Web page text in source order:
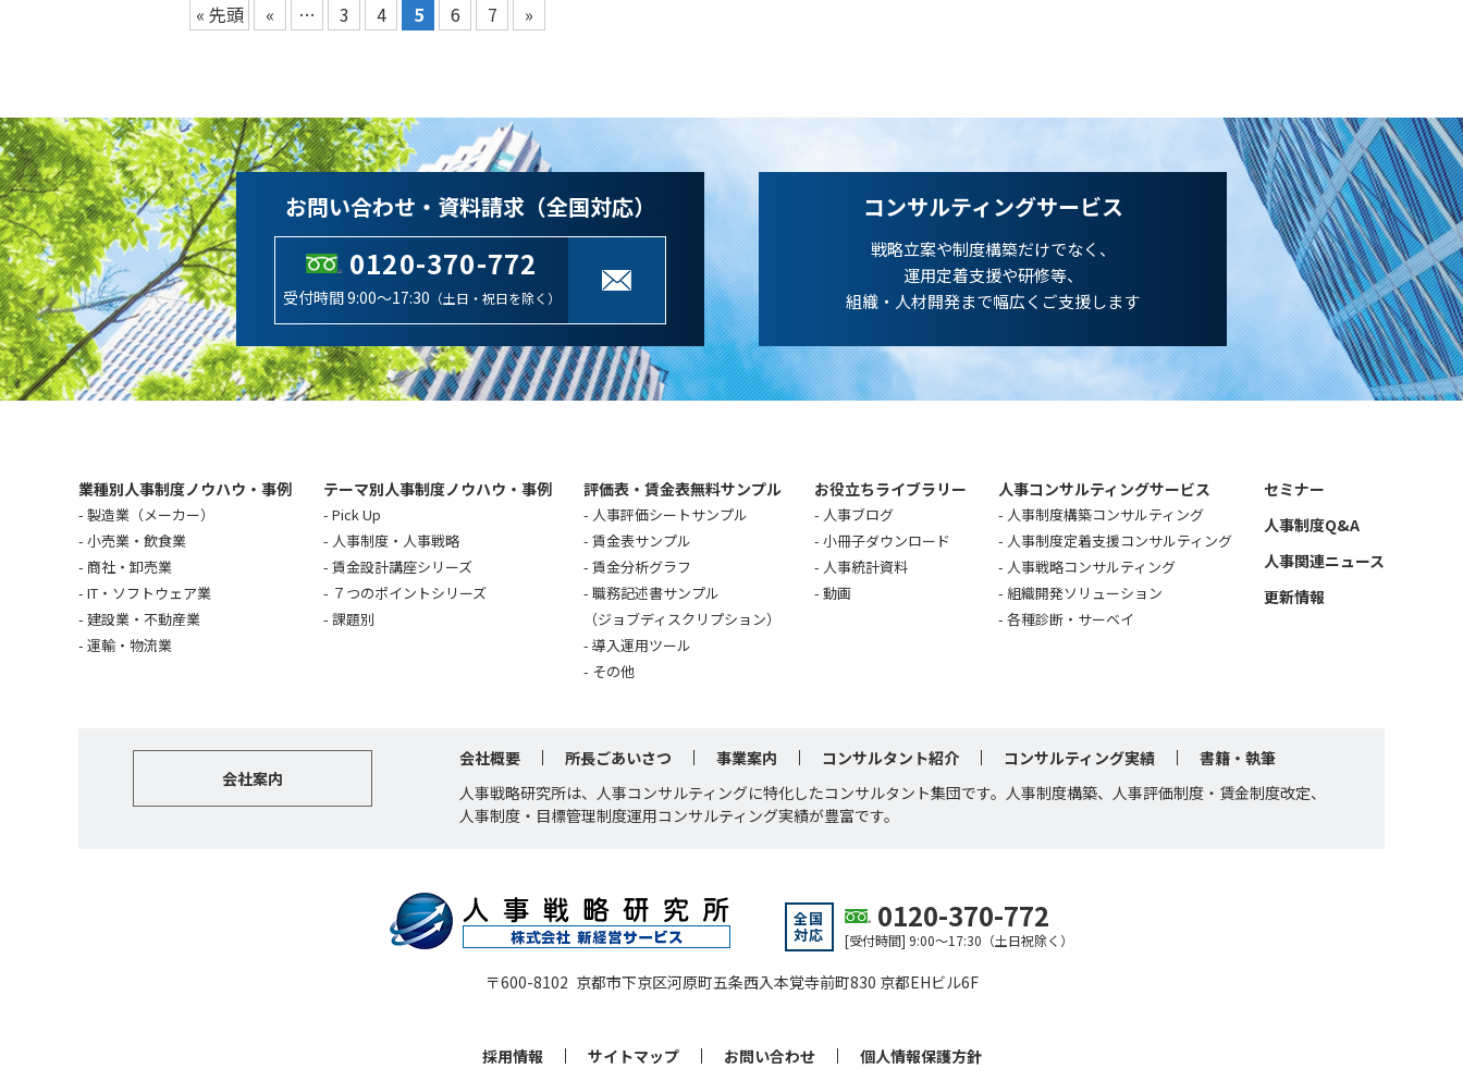
« 先頭 « … 3 4 5 6 7 »
お問い合わせ・資料請求（全国対応）
0120-370-772
受付時間 9:00～17:30 （土日・祝日を除く）
コンサルティングサービス
戦略立案や制度構築だけでなく、
運用定着支援や研修等、
組織・人材開発まで幅広くご支援します
業種別人事制度ノウハウ・事例
製造業（メーカー）
小売業・飲食業
商社・卸売業
IT・ソフトウェア業
建設業・不動産業
運輸・物流業
テーマ別人事制度ノウハウ・事例
Pick Up
人事制度・人事戦略
賃金設計講座シリーズ
７つのポイントシリーズ
課題別
評価表・賃金表無料サンプル
人事評価シートサンプル
賃金表サンプル
賃金分析グラフ
職務記述書サンプル
（ジョブディスクリプション）
導入運用ツール
その他
お役立ちライブラリー
人事ブログ
小冊子ダウンロード
人事統計資料
動画
人事コンサルティングサービス
人事制度構築コンサルティング
人事制度定着支援コンサルティング
人事戦略コンサルティング
組織開発ソリューション
各種診断・サーベイ
セミナー
人事制度Q&A
人事関連ニュース
更新情報
会社案内
会社概要 所長ごあいさつ 事業案内 コンサルタント紹介 コンサルティング実績
書籍・執筆
人事戦略研究所は、人事コンサルティングに特化したコンサルタント集団です。人事制度構築、人事評価制度・賃金制度改定、
人事制度・目標管理制度運用コンサルティング実績が豊富です。
全国
対応
0120-370-772
[受付時間] 9:00～17:30（土日祝除く）
〒600-8102 京都市下京区河原町五条西入本覚寺前町830 京都EHビル6F
採用情報 サイトマップ お問い合わせ 個人情報保護方針